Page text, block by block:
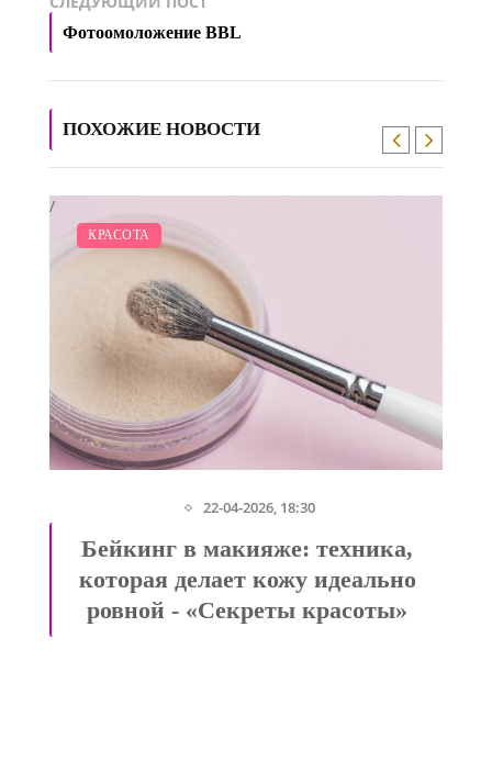
Фотоомоложение BBL
ПОХОЖИЕ НОВОСТИ
МОДНЫЕ ТЕНДЕНЦИИ
25-09-2020, 07:55
Елизавета Туктамышева: третья
попытка попасть на Олимпиаду
будет! - «Модные тенденции»